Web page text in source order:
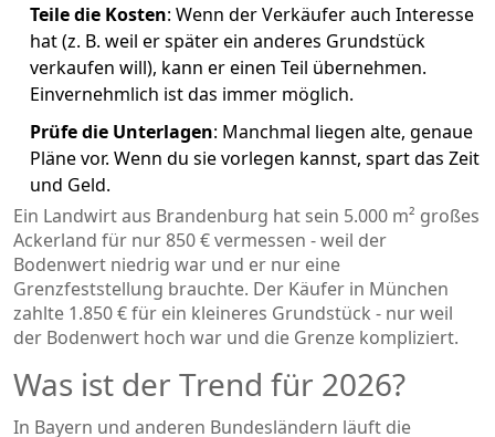
Teile die Kosten: Wenn der Verkäufer auch Interesse
hat (z. B. weil er später ein anderes Grundstück
verkaufen will), kann er einen Teil übernehmen.
Einvernehmlich ist das immer möglich.
Prüfe die Unterlagen: Manchmal liegen alte, genaue
Pläne vor. Wenn du sie vorlegen kannst, spart das Zeit
und Geld.
Ein Landwirt aus Brandenburg hat sein 5.000 m² großes
Ackerland für nur 850 € vermessen - weil der
Bodenwert niedrig war und er nur eine
Grenzfeststellung brauchte. Der Käufer in München
zahlte 1.850 € für ein kleineres Grundstück - nur weil
der Bodenwert hoch war und die Grenze kompliziert.
Was ist der Trend für 2026?
In Bayern und anderen Bundesländern läuft die